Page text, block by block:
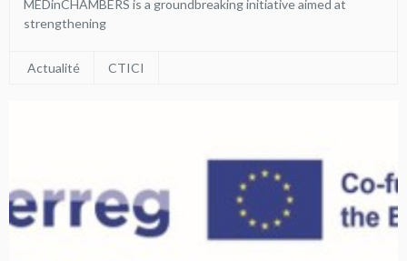
MEDinCHAMBERS is a groundbreaking initiative aimed at
strengthening
Actualité CTICI